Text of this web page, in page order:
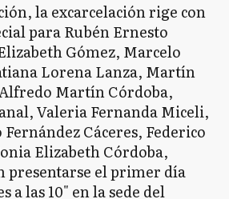
la excarcelación rige con
para Rubén Ernesto
Gómez, Marcelo
Lorena Lanza, Martín
Martín Córdoba,
Valeria Fernanda Miceli,
Cáceres, Federico
Elizabeth Córdoba,
presentarse el primer día
a las 10" en la sede del